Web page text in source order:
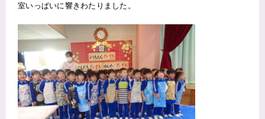
室いっぱいに響きわたりました。